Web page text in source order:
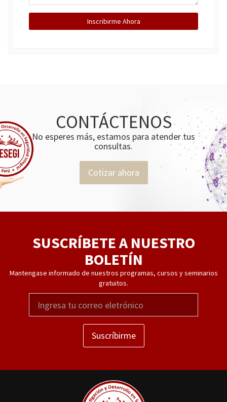
Inscribirme Ahora
CONTÁCTENOS
No esperes más, estamos para atender tus
consultas.
Cotizar ahora
SUSCRÍBETE A NUESTRO
BOLETÍN
Mantengase informado de nuestros programas, cursos y seminarios
gratuitos.
Suscríbirme